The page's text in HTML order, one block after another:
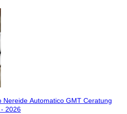
Nereide Automatico GMT Ceratung
2026